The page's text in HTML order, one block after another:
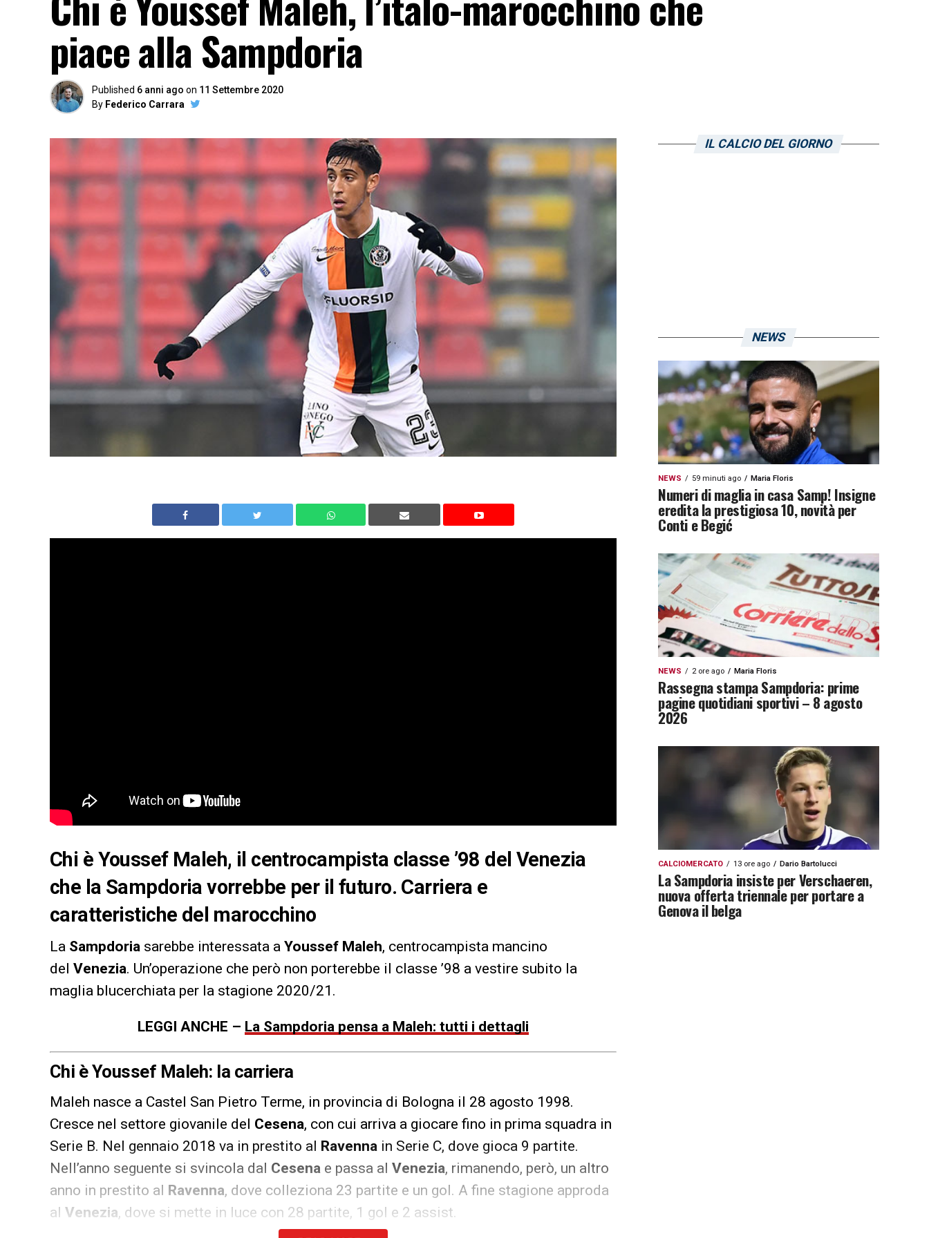
piace alla Sampdoria
Published 6 anni ago on 11 Settembre 2020
By Federico Carrara
Chi è Youssef Maleh, il centrocampista classe ’98 del Venezia
che la Sampdoria vorrebbe per il futuro. Carriera e
caratteristiche del marocchino
La Sampdoria sarebbe interessata a Youssef Maleh, centrocampista mancino
del Venezia. Un’operazione che però non porterebbe il classe ’98 a vestire subito la
maglia blucerchiata per la stagione 2020/21.
LEGGI ANCHE – La Sampdoria pensa a Maleh: tutti i dettagli
Chi è Youssef Maleh: la carriera
Maleh nasce a Castel San Pietro Terme, in provincia di Bologna il 28 agosto 1998.
Cresce nel settore giovanile del Cesena, con cui arriva a giocare fino in prima squadra in
Serie B. Nel gennaio 2018 va in prestito al Ravenna in Serie C, dove gioca 9 partite.
Nell’anno seguente si svincola dal Cesena e passa al Venezia, rimanendo, però, un altro
anno in prestito al Ravenna, dove colleziona 23 partite e un gol. A fine stagione approda
al Venezia, dove si mette in luce con 28 partite, 1 gol e 2 assist.
IL CALCIO DEL GIORNO
NEWS
NEWS 59 minuti ago Maria Floris
Numeri di maglia in casa Samp! Insigne
eredita la prestigiosa 10, novità per
Conti e Begić
NEWS 2 ore ago Maria Floris
Rassegna stampa Sampdoria: prime
pagine quotidiani sportivi – 8 agosto
2026
CALCIOMERCATO 13 ore ago Dario Bartolucci
La Sampdoria insiste per Verschaeren,
nuova offerta triennale per portare a
Genova il belga